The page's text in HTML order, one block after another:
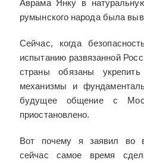
Аврама Янку в
румынского народа была
Сейчас, когда
испытанию развязанной
страны обязаны
механизмы и
будущее общение с
приостановлено.
Вот почему я заявил во
сейчас самое время